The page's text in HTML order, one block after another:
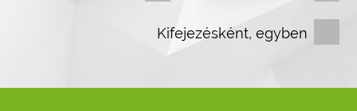
Kifejezésként, egyben